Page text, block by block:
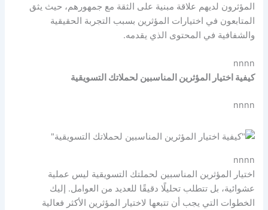
المؤثرون لديهم علاقة مبنية على الثقة مع جمهورهم، حيث يثق
المتابعون في اختيارات المؤثرين بسبب التجربة الحقيقية
والشفافية في المحتوى الذي يقدمه.
nnnn
كيفية اختيار المؤثرين المناسبين لحملاتك التسويقية
nnnn
nnnn
اختيار المؤثرين المناسبين لحملتك التسويقية ليس عملية
عشوائية، بل تتطلب تحليلًا دقيقًا للعديد من العوامل. إليك
الخطوات التي يجب أن تتبعها لاختيار المؤثرين الأكثر فعالية